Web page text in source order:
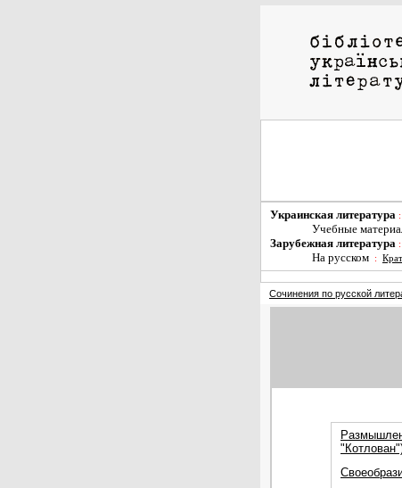
Украинская литература :
Учебные
Зарубежная литература :
На русском
:
Сочинения по русской